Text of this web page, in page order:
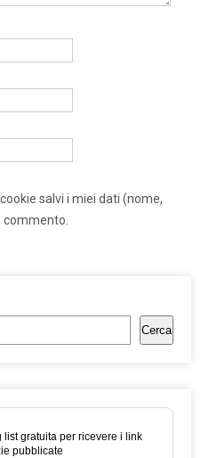
salvi i miei dati (nome,
Cerca
list gratuita per ricevere i link
pubblicate